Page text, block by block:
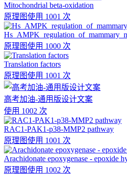
Mitochondrial beta-oxidation
原理图使用 1001 次
原理图使用 1000 次
Translation factors
原理图使用 1001 次
高考加油-通用版设计文案
使用 1002 次
RAC1-PAK1-p38-MMP2 pathway
原理图使用 1001 次
Arachidonate epoxygenase - epoxide
原理图使用 1002 次